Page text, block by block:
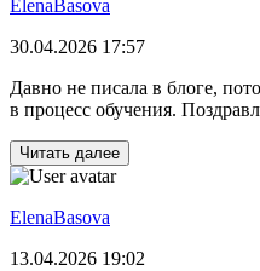
ElenaBasova
30.04.2026 17:57
Давно не писала в блоге,
в процесс обучения.
Читать далее
ElenaBasova
13.04.2026 19:02